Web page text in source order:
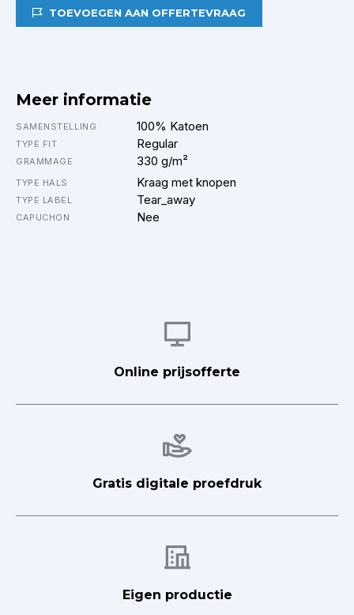
TOEVOEGEN AAN OFFERTEVRAAG
Meer informatie
SAMENSTELLING 100% Katoen
TYPE FIT Regular
GRAMMAGE 330 g/m²
TYPE HALS Kraag met knopen
TYPE LABEL Tear_away
CAPUCHON Nee
Online prijsofferte
Afbeelding
Gratis digitale proefdruk
Afbeelding
Eigen productie